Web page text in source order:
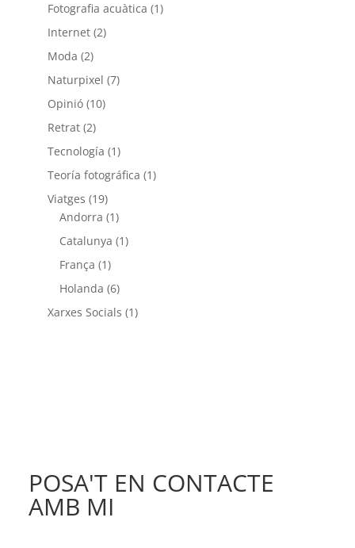
Fotografia acuàtica (1)
Internet(2)
Moda (2)
Naturpixel (7)
Opinió(10)
Retrat(2)
Tecnología (1)
Teoría fotográfica (1)
Viatges (19)
Andorra (1)
Catalunya (1)
França (1)
Holanda (6)
Xarxes Socials (1)
POSA'T EN CONTACTE
AMB MI